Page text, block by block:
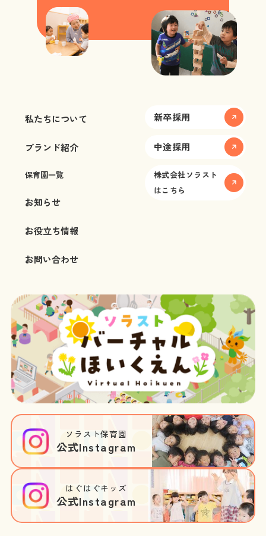
私たちについて
ブランド紹介
保育園一覧
お知らせ
お役立ち情報
お問い合わせ
新卒採用
中途採用
株式会社ソラスト
はこちら
ソラスト保育園
公式Instagram
はぐはぐキッズ
公式Instagram